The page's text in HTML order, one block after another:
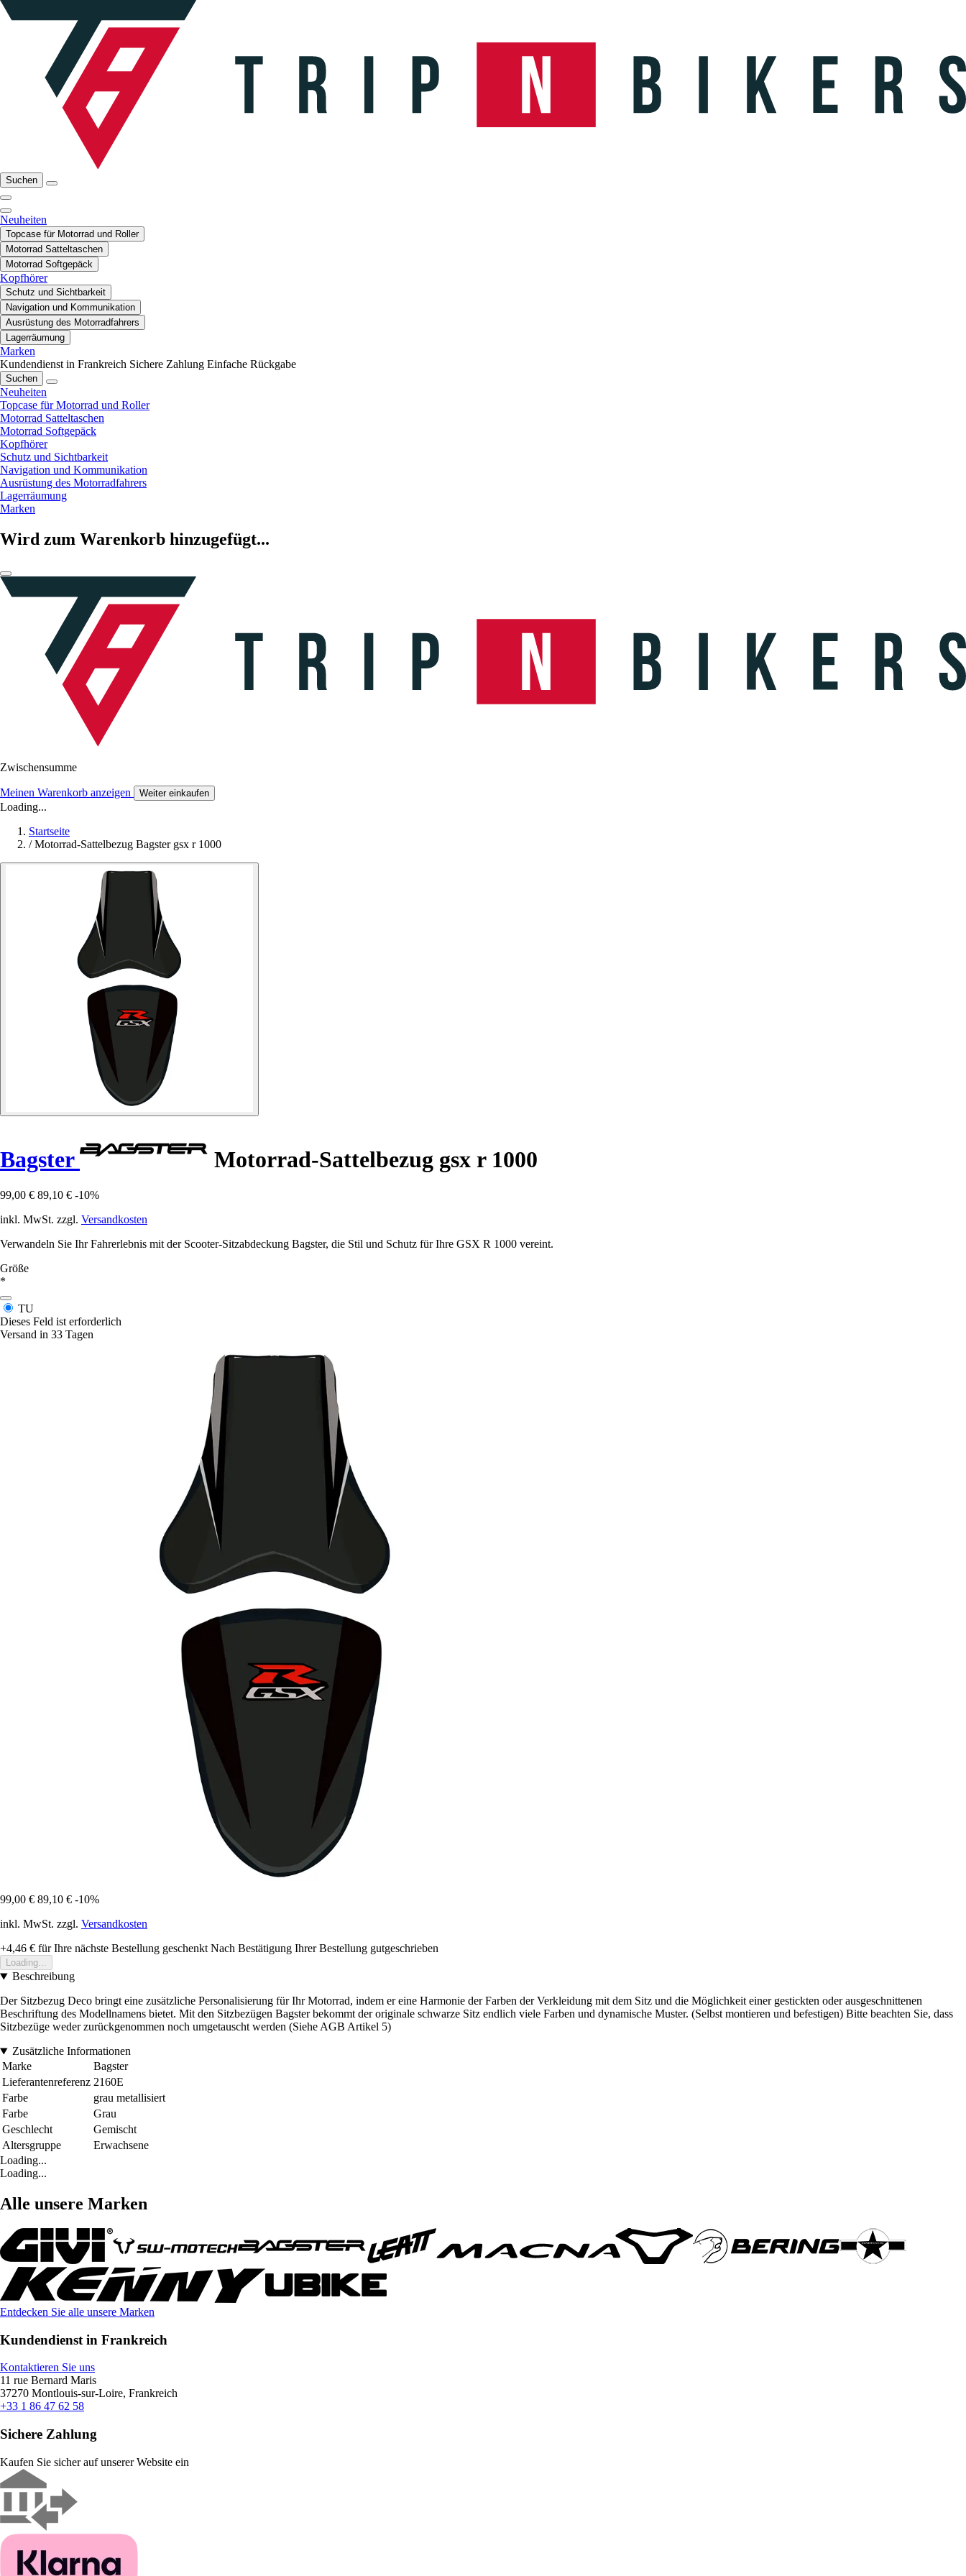
Suchen
Neuheiten
Topcase für Motorrad und Roller
Motorrad Satteltaschen
Motorrad Softgepäck
Kopfhörer
Schutz und Sichtbarkeit
Navigation und Kommunikation
Ausrüstung des Motorradfahrers
Lagerräumung
Marken
Kundendienst in Frankreich Sichere Zahlung Einfache Rückgabe
Suchen
Neuheiten
Topcase für Motorrad und Roller
Motorrad Satteltaschen
Motorrad Softgepäck
Kopfhörer
Schutz und Sichtbarkeit
Navigation und Kommunikation
Ausrüstung des Motorradfahrers
Lagerräumung
Marken
Wird zum Warenkorb hinzugefügt...
Zwischensumme
Meinen Warenkorb anzeigen Weiter einkaufen
Loading...
Startseite
/ Motorrad-Sattelbezug Bagster gsx r 1000
Bagster Motorrad-Sattelbezug gsx r 1000
99,00 € 89,10 € -10%
inkl. MwSt. zzgl. Versandkosten
Verwandeln Sie Ihr Fahrerlebnis mit der Scooter-Sitzabdeckung Bagster, die Stil und Schutz für Ihre GSX R 1000 vereint.
Größe
*
TU
Dieses Feld ist erforderlich
Versand in 33 Tagen
99,00 € 89,10 € -10%
inkl. MwSt. zzgl. Versandkosten
+4,46 € für Ihre nächste Bestellung geschenkt Nach Bestätigung Ihrer Bestellung gutgeschrieben
Loading...
Beschreibung
Der Sitzbezug Deco bringt eine zusätzliche Personalisierung für Ihr Motorrad, indem er eine Harmonie der Farben der Verkleidung mit dem Sitz und die Möglichkeit einer gestickten oder ausgeschnittenen
Beschriftung des Modellnamens bietet. Mit den Sitzbezügen Bagster bekommt der originale schwarze Sitz endlich viele Farben und dynamische Muster. (Selbst montieren und befestigen) Bitte beachten Sie, dass
Sitzbezüge weder zurückgenommen noch umgetauscht werden (Siehe AGB Artikel 5)
Zusätzliche Informationen
Marke
Bagster
Lieferantenreferenz 2160E
Farbe
grau metallisiert
Farbe
Grau
Geschlecht
Gemischt
Altersgruppe
Erwachsene
Loading...
Loading...
Alle unsere Marken
Entdecken Sie alle unsere Marken
Kundendienst in Frankreich
Kontaktieren Sie uns
11 rue Bernard Maris
37270 Montlouis-sur-Loire, Frankreich
+33 1 86 47 62 58
Sichere Zahlung
Kaufen Sie sicher auf unserer Website ein